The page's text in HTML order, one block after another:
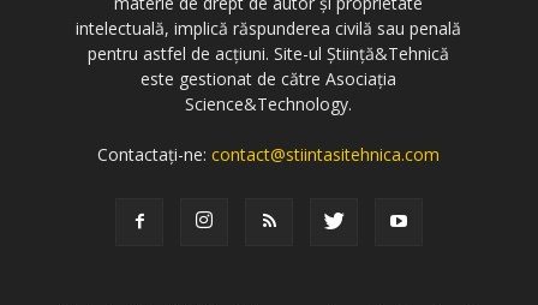
intelectuală, implică răspunderea civilă sau penală
pentru astfel de acțiuni. Site-ul Știință&Tehnică
este gestionat de către Asociația
Science&Technology.
Contactați-ne:contact@stiintasitehnica.com